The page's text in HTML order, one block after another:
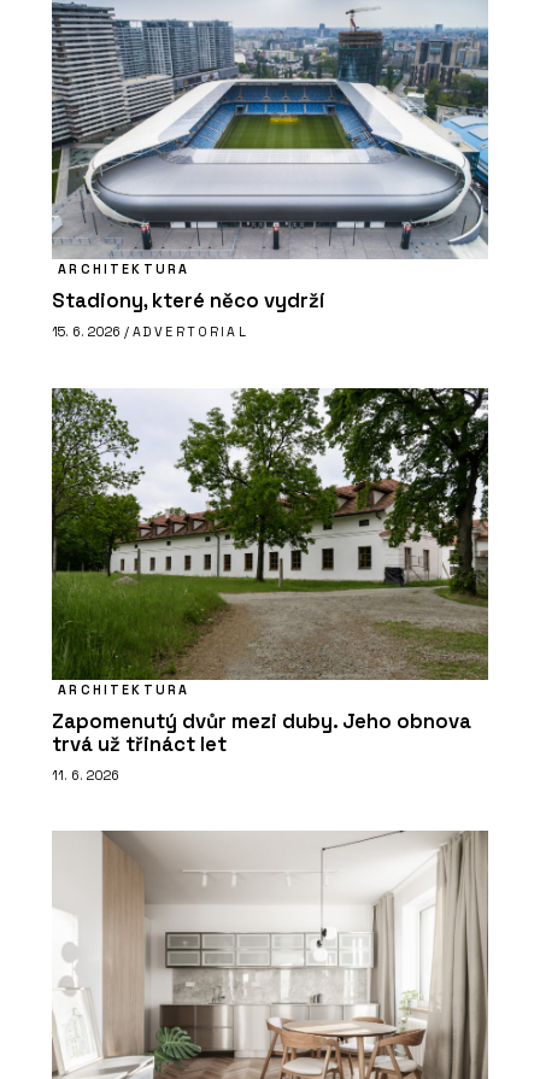
ARCHITEKTURA
Stadiony, které něco vydrží
15. 6. 2026 / ADVERTORIAL
ARCHITEKTURA
Zapomenutý dvůr mezi duby. Jeho obnova
trvá už třináct let
11. 6. 2026